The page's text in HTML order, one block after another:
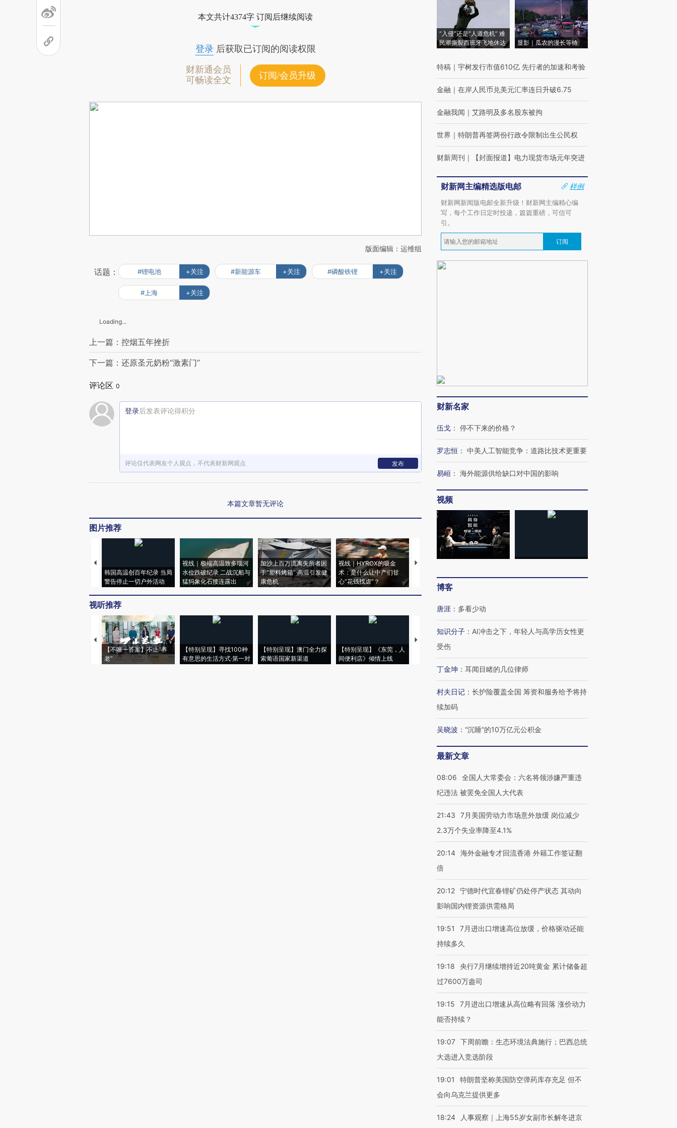
本文共计4374字 订阅后继续阅读
登录后获取已订阅的阅读权限
财新通会员
可畅读全文
订阅/会员升级
版面编辑：运维组
话题： #锂电池 +关注 #新能源车 +关注 #磷酸铁锂 +关注
#上海 +关注
Loading...
上一篇：控烟五年挫折
下一篇：还原圣元奶粉“激素门”
评论区 0
登录后发表评论得积分
评论仅代表网友个人观点，不代表财新网观点 发布
本篇文章暂无评论
图片推荐
韩国高温创百年纪录 当局
警告停止一切户外活动
视线｜极端高温致多瑙河
水位跌破纪录 二战沉船与
猛犸象化石接连露出
加沙上百万流离失所者困
于“塑料烤箱” 高温引发健
康危机
视线｜HYROX的吸金
术：是什么让中产们甘
心“花钱找虐”？
马航飞行员跨国走私7万
视听推荐
【不唯一答案】不止“养
老”
【特别呈现】寻找100种
有意思的生活方式·第一对
【特别呈现】澳门全力探
索葡语国家新渠道
【特别呈现】《东莞，人
间便利店》倾情上线
【推广】走进第四届链博
会，让数智科技“链”接产
有意思的生活方式·第三对
住三大增长引擎是什么？
“入侵”还是“人道危机” 难
民潮撕裂西班牙飞地休达
显影｜瓜农的漫长等待
特稿 ｜ 宇树发行市值610亿 先行者的加速和考验
金融 ｜ 在岸人民币兑美元汇率连日升破6.75
金融我闻 ｜ 艾路明及多名股东被拘
世界 ｜ 特朗普再签两份行政令限制出生公民权
财新周刊 ｜ 【封面报道】电力现货市场元年突进
财新网主编精选版电邮
样例
财新网新闻版电邮全新升级！财新网主编精心编
写，每个工作日定时投递，篇篇重磅，可信可
引。
订阅
财新名家
伍戈 ： 停不下来的价格？
罗志恒 ： 中美人工智能竞争：道路比技术更重要
易峘 ： 海外能源供给缺口对中国的影响
视频
博客
唐涯 ： 多看少动
知识分子 ： AI冲击之下，年轻人与高学历女性更
受伤
丁金坤 ： 耳闻目睹的几位律师
村夫日记 ： 长护险覆盖全国 筹资和服务给予将持
续加码
吴晓波 ： “沉睡”的10万亿元公积金
最新文章
08:06
全国人大常委会：六名将领涉嫌严重违
纪违法 被罢免全国人大代表
21:43
7月美国劳动力市场意外放缓 岗位减少
2.3万个失业率降至4.1%
20:14 海外金融专才回流香港 外籍工作签证翻
倍
20:12 宁德时代宜春锂矿仍处停产状态 其动向
影响国内锂资源供需格局
19:51
7月进出口增速高位放缓，价格驱动还能
持续多久
19:18
央行7月继续增持近20吨黄金 累计储备超
过7600万盎司
19:15
7月进出口增速从高位略有回落 涨价动力
能否持续？
19:07 下周前瞻：生态环境法典施行；巴西总统
大选进入竞选阶段
19:01
特朗普坚称美国防空弹药库存充足 但不
会向乌克兰提供更多
18:24 人事观察｜上海55岁女副市长解冬进京